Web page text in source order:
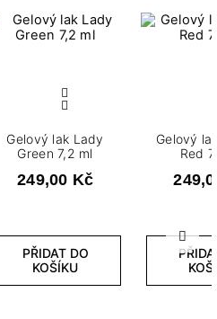
Další
Gelový lak Lady
Green 7,2 ml
249,00 Kč
PŘIDAT DO
KOŠÍKU
Gelový
Red